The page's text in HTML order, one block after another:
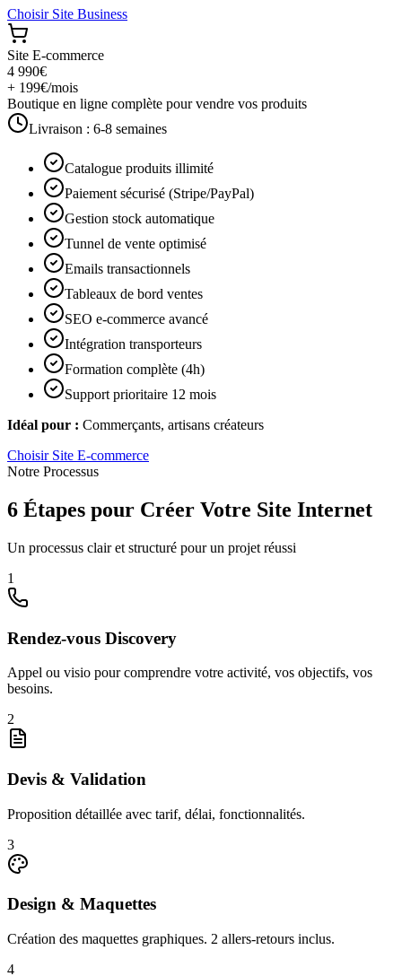
Choisir Site Business
Site E-commerce
4 990€
+ 199€/mois
Boutique en ligne complète pour vendre vos produits
Livraison : 6-8 semaines
Catalogue produits illimité
Paiement sécurisé (Stripe/PayPal)
Gestion stock automatique
Tunnel de vente optimisé
Emails transactionnels
Tableaux de bord ventes
SEO e-commerce avancé
Intégration transporteurs
Formation complète (4h)
Support prioritaire 12 mois
Idéal pour : Commerçants, artisans créateurs
Choisir Site E-commerce
Notre Processus
6 Étapes pour Créer Votre Site Internet
Un processus clair et structuré pour un projet réussi
1
Rendez-vous Discovery
Appel ou visio pour comprendre votre activité, vos objectifs, vos
besoins.
2
Devis & Validation
Proposition détaillée avec tarif, délai, fonctionnalités.
3
Design & Maquettes
Création des maquettes graphiques. 2 allers-retours inclus.
4